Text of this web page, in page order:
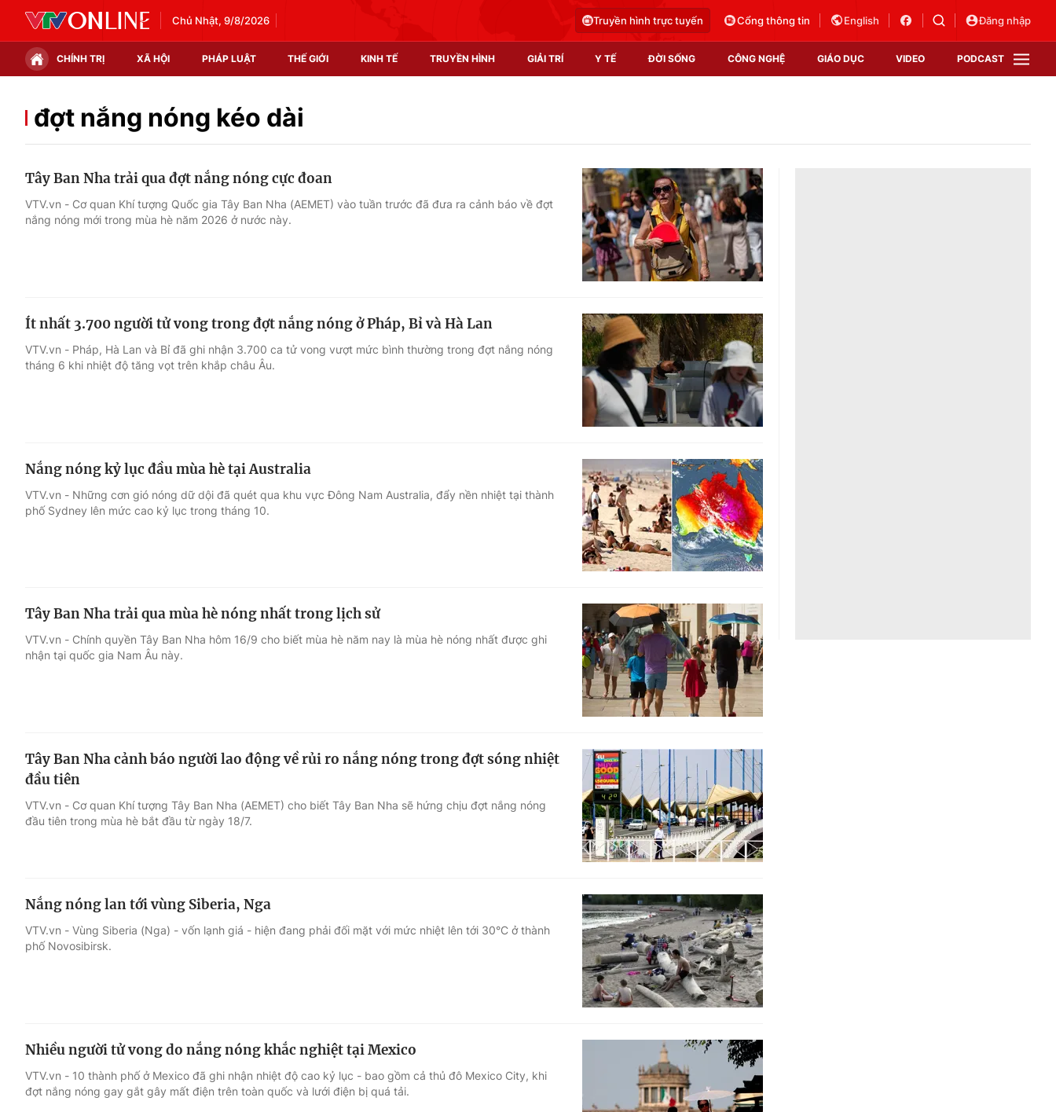
Chủ Nhật, 9/8/2026 Truyền hình trực tuyến Cổng thông tin English Đăng nhập
CHÍNH TRỊ XÃ HỘI PHÁP LUẬT THẾ GIỚI KINH TẾ TRUYỀN HÌNH GIẢI TRÍ Y TẾ ĐỜI SỐNG CÔNG NGHỆ GIÁO DỤC VIDEO PODCAST
Chính trị Xã hội
Thế giới đó đây
Thị trường
Video
Shorts video
Podcast
EMagazine
Photo
Infographic
Góc ảnh
Điện ảnh
Âm nhạc
Sao
Du lịch
Làm đẹp
Chất lượng cuộc sống
Học trực tuyến
Công nghệ
Hitech Công nghệ tương lai
Sản phẩm
Thị trường
Tư vấn
VTV Sức khoẻ
đợt nắng nóng kéo dài
Tây Ban Nha trải qua đợt nắng nóng cực đoan
VTV.vn - Cơ quan Khí tượng Quốc gia Tây Ban Nha (AEMET) vào tuần trước đã đưa ra cảnh báo về đợt
nắng nóng mới trong mùa hè năm 2026 ở nước này.
Ít nhất 3.700 người tử vong trong đợt nắng nóng ở Pháp, Bỉ và Hà Lan
VTV.vn - Pháp, Hà Lan và Bỉ đã ghi nhận 3.700 ca tử vong vượt mức bình thường trong đợt nắng nóng
tháng 6 khi nhiệt độ tăng vọt trên khắp châu Âu.
Nắng nóng kỷ lục đầu mùa hè tại Australia
VTV.vn - Những cơn gió nóng dữ dội đã quét qua khu vực Đông Nam Australia, đẩy nền nhiệt tại thành
phố Sydney lên mức cao kỷ lục trong tháng 10.
Tây Ban Nha trải qua mùa hè nóng nhất trong lịch sử
VTV.vn - Chính quyền Tây Ban Nha hôm 16/9 cho biết mùa hè năm nay là mùa hè nóng nhất được ghi
nhận tại quốc gia Nam Âu này.
Tây Ban Nha cảnh báo người lao động về rủi ro nắng nóng trong đợt sóng nhiệt
đầu tiên
VTV.vn - Cơ quan Khí tượng Tây Ban Nha (AEMET) cho biết Tây Ban Nha sẽ hứng chịu đợt nắng nóng
đầu tiên trong mùa hè bắt đầu từ ngày 18/7.
Nắng nóng lan tới vùng Siberia, Nga
VTV.vn - Vùng Siberia (Nga) - vốn lạnh giá - hiện đang phải đối mặt với mức nhiệt lên tới 30°C ở thành
phố Novosibirsk.
Nhiều người tử vong do nắng nóng khắc nghiệt tại Mexico
VTV.vn - 10 thành phố ở Mexico đã ghi nhận nhiệt độ cao kỷ lục - bao gồm cả thủ đô Mexico City, khi
đợt nắng nóng gay gắt gây mất điện trên toàn quốc và lưới điện bị quá tải.